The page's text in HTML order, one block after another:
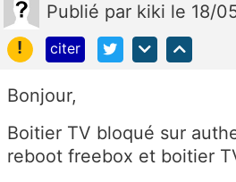
Publié par kiki le 18/
!
citer
Bonjour,
Boitier TV bloqué sur
reboot freebox et boitier